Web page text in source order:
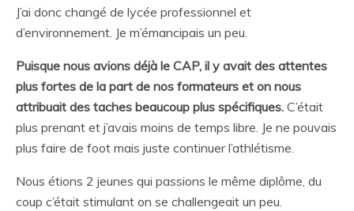
J’ai donc changé de lycée professionnel et
d’environnement. Je m’émancipais un peu.
Puisque nous avions déjà le CAP, il y avait des attentes
plus fortes de la part de nos formateurs et on nous
attribuait des taches beaucoup plus spécifiques. C’était
plus prenant et j’avais moins de temps libre. Je ne pouvais
plus faire de foot mais juste continuer l’athlétisme.
Nous étions 2 jeunes qui passions le même diplôme, du
coup c’était stimulant on se challengeait un peu.